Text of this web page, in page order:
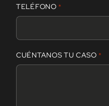
e
TELÉFONO *
CUÉNTANOS TU CASO *